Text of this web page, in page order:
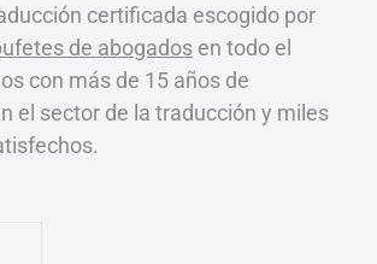
certificada escogido por
de abogados en todo el
con más de 15 años de
el sector de la traducción y miles